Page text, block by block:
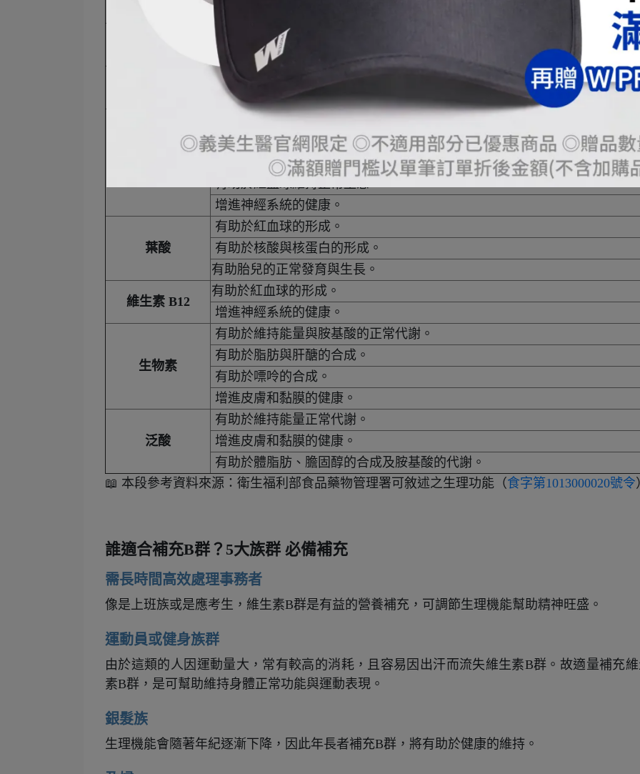
有助於維持正常的食慾。
有助於維持能量正常代謝。
有助於維持皮膚的健康。
有助於維持能量正常代謝。
增進皮膚、神經系統、黏膜及消化系統的健康。
有助於維持胺基酸正常代謝。
有助於紅血球中紫質的形成。
幫助色胺酸轉變成菸鹼素。
有助於紅血球維持正常型態。
增進神經系統的健康。
葉酸
有助於紅血球的形成。
有助於核酸與核蛋白的形成。
有助胎兒的正常發育與生長。
維生素 B12
有助於紅血球的形成。
​​​​​​​ 增進神經系統的健康​​​​​​​。
生物素
有助於維持能量與胺基酸的正常代謝​​​​​​​。
有助於脂肪與肝醣的合成。
​​​​​​​ 有助於嘌呤的合成​​​​​​​。
增進皮膚和黏膜的健康。
泛酸
​​​​​​​ 有助於維持能量正常代謝。
​​​​​​​ 增進皮膚和黏膜的健康​​​​​​​。
有助於體脂肪、膽固醇的合成及胺基酸的代謝。
📖 本段參考資料來源：衛生福利部食品藥物管理署可敘述之生理功能（食字第1013000020號令
誰適合補充B群？5大族群 必備補充
需長時間高效處理事務者
像是上班族或是應考生，維生素B群是有益的營養補充，可調節生理機能幫助精神旺盛。
運動員或健身族群
由於這類的人因運動量大，常有較高的消耗，且容易因出汗而流失維生素B群。故適量補充
素B群，是可幫助維持身體正常功能與運動表現。
銀髮族
生理機能會隨著年紀逐漸下降，因此年長者補充B群，將有助於健康的維持。